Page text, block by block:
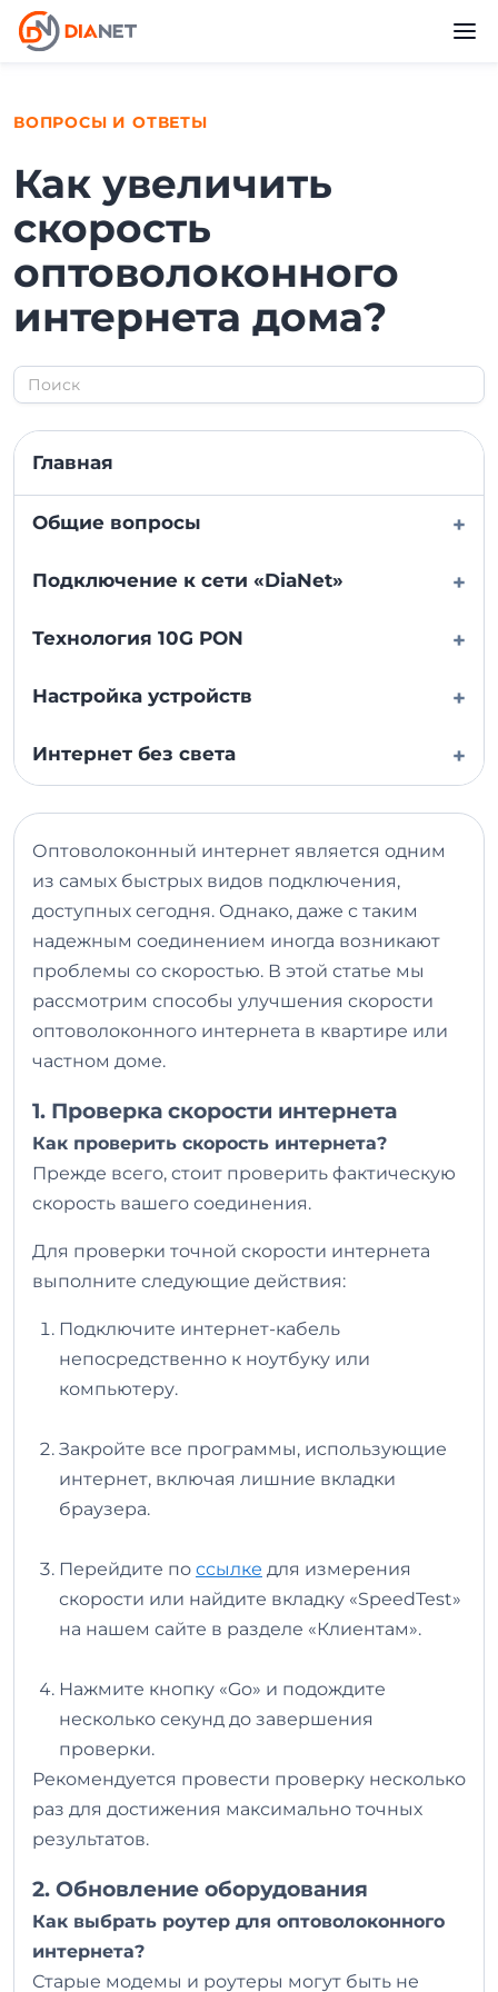
ВОПРОСЫ И ОТВЕТЫ
Как увеличить
скорость
оптоволоконного
интернета дома?
Главная
Общие вопросы +
Подключение к сети «DiaNet» +
Технология 10G PON +
Настройка устройств +
Интернет без света +
Оптоволоконный интернет является одним
из самых быстрых видов подключения,
доступных сегодня. Однако, даже с таким
надежным соединением иногда возникают
проблемы со скоростью. В этой статье мы
рассмотрим способы улучшения скорости
оптоволоконного интернета в квартире или
частном доме.
1. Проверка скорости интернета
Как проверить скорость интернета?
Прежде всего, стоит проверить фактическую
скорость вашего соединения.
Для проверки точной скорости интернета
выполните следующие действия:
Подключите интернет-кабель
непосредственно к ноутбуку или
компьютеру.
Закройте все программы, использующие
интернет, включая лишние вкладки
браузера.
Перейдите по ссылке для измерения
скорости или найдите вкладку «SpeedTest»
на нашем сайте в разделе «Клиентам».
Нажмите кнопку «Go» и подождите
несколько секунд до завершения
проверки.
Рекомендуется провести проверку несколько
раз для достижения максимально точных
результатов.
2. Обновление оборудования
Как выбрать роутер для оптоволоконного
интернета?
Старые модемы и роутеры могут быть не